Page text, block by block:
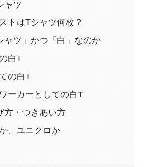
ャツ
トはTシャツ何枚？
ャツ」かつ「白」なのか
白T
の白T
ーカーとしての白T
方・つきあい方
、ユニクロか